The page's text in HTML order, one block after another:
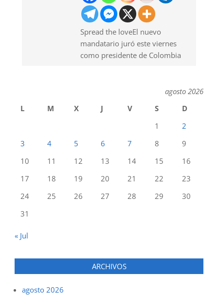
Spread the loveEl nuevo
mandatario juró este viernes
como presidente de Colombia
agosto 2026
L
M X J V S
D
1
2
3
4 5 6 7 8
9
10
11 12 13 14 15
16
17
18 19 20 21 22
23
24
25 26 27 28 29
30
31
« Jul
ARCHIVOS
agosto 2026